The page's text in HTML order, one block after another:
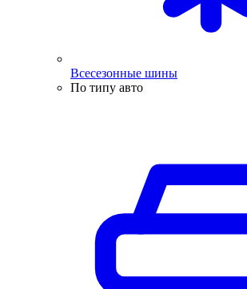
Всесезонные шины
По типу авто